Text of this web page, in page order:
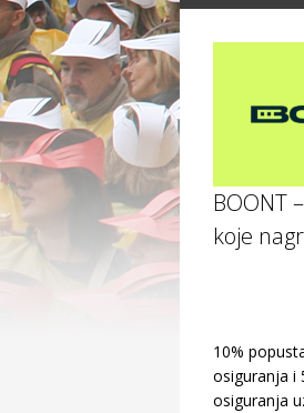
BOONT
koje
10%
osiguranja i
osiguranja